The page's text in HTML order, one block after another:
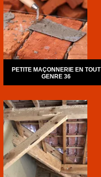
PETITE MAÇONNERIE EN TOUT
GENRE 36